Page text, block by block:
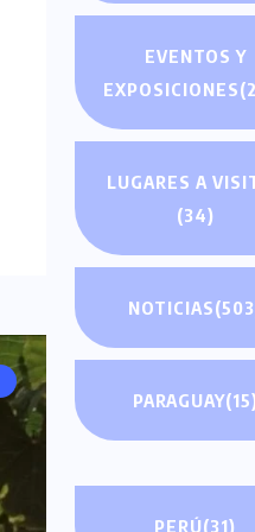
EVENTOS Y
EXPOSICIONES
LUGARES A
(34)
NOTICIAS
PARAGUAY(15)
PERÚ(31)